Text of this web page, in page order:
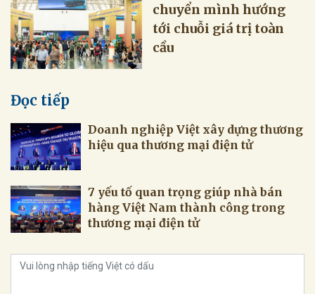
chuyển mình hướng
tới chuỗi giá trị toàn
cầu
Đọc tiếp
Doanh nghiệp Việt xây dựng thương
hiệu qua thương mại điện tử
7 yếu tố quan trọng giúp nhà bán
hàng Việt Nam thành công trong
thương mại điện tử